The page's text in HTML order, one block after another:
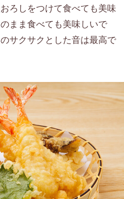
ろしをつけて食べても美味
まま食べても美味しいで
サクサクとした音は最高で